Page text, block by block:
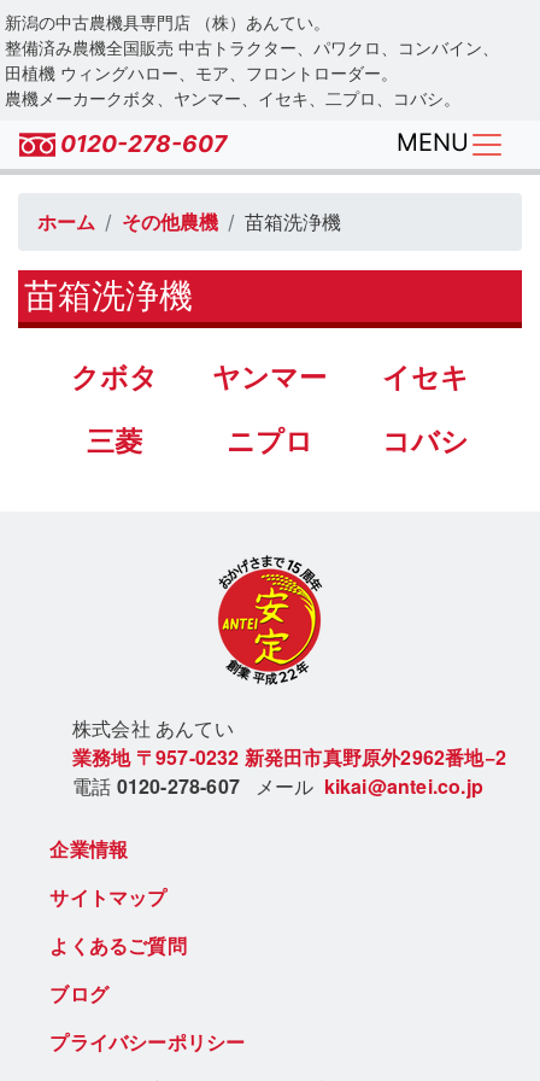
Skip
to
main
content
新潟の中古農機具専門店 （株）あんてい。
整備済み農機全国販売 中古トラクター、パワクロ、コンバイン、
田植機 ウィングハロー、モア、フロントローダー。
農機メーカークボタ、ヤンマー、イセキ、二プロ、コバシ。
0120-278-607 MENU
ホーム その他農機 苗箱洗浄機
苗箱洗浄機
クボタ ヤンマー
イセキ
三菱
ニプロ コバシ
株式会社 あんてい
業務地 〒957-0232 新発田市真野原外2962番地−2
電話 0120-278-607 メール kikai@antei.co.jp
企業情報
サイトマップ
よくあるご質問
ブログ
プライバシーポリシー